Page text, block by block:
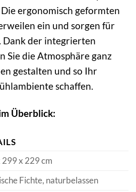
ergonomisch geformten
ein und sorgen für
der integrierten
Sie die Atmosphäre ganz
gestalten und so Ihr
schaffen.
Überblick:
299 x 229 cm
Fichte, naturbelassen